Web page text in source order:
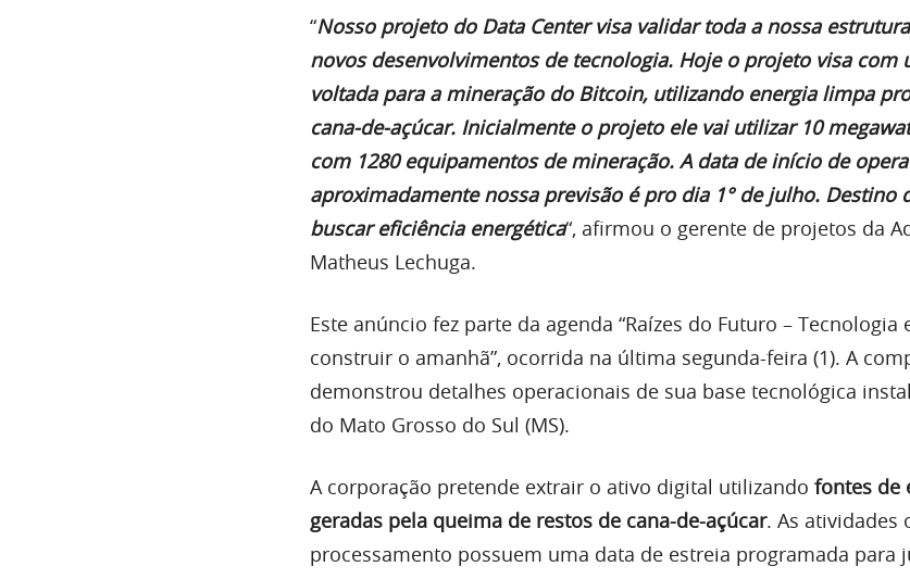
“Nosso projeto do Data Center visa validar toda a nossa
novos desenvolvimentos de tecnologia. Hoje o projeto visa com
voltada para a mineração do Bitcoin, utilizando energia limpa
cana-de-açúcar. Inicialmente o projeto ele vai utilizar 10
com 1280 equipamentos de mineração. A data de início de
aproximadamente nossa previsão é pro dia 1° de julho. Destino
buscar eficiência energética“, afirmou o gerente de projetos da
Matheus Lechuga.
Este anúncio fez parte da agenda “Raízes do Futuro – Tecnologia
construir o amanhã”, ocorrida na última segunda-feira (1). A
demonstrou detalhes operacionais de sua base tecnológica
do Mato Grosso do Sul (MS).
A corporação pretende extrair o ativo digital utilizando fontes de
geradas pela queima de restos de cana-de-açúcar. As atividades
processamento possuem uma data de estreia programada para